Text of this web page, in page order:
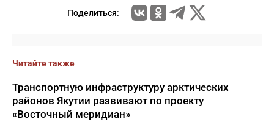
Поделиться:
Читайте также
Транспортную инфраструктуру арктических
районов Якутии развивают по проекту
«Восточный меридиан»